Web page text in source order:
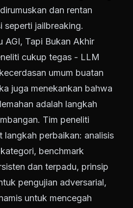
dan rentan
seperti jailbreaking.
AGI, Tapi Bukan Akhir
cukup tegas - LLM
umum buatan
juga menekankan bahwa
adalah langkah
Tim peneliti
langkah perbaikan: analisis
benchmark
dan terpadu, prinsip
pengujian adversarial,
untuk mencegah